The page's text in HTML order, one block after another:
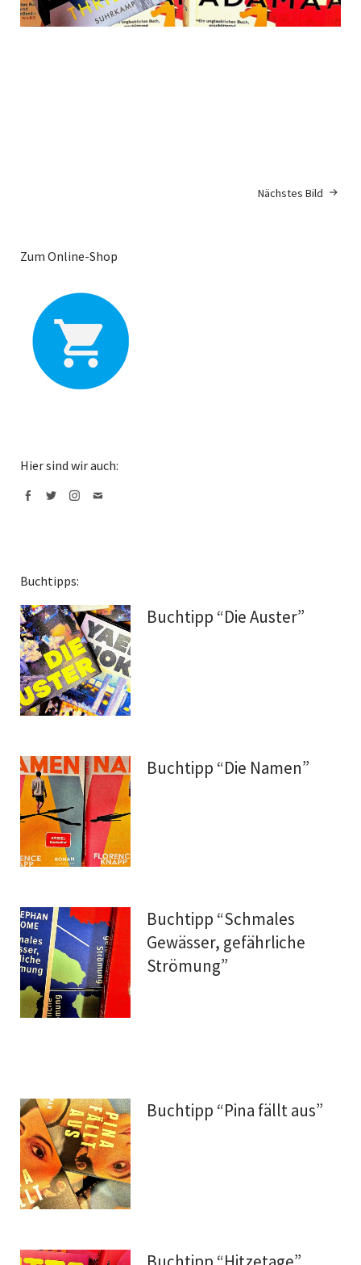
Nächstes Bild
Zum Online-Shop
Hier sind wir auch:
Buchtipps:
Buchtipp “Die Auster”
Buchtipp “Die Namen”
Buchtipp “Schmales
Gewässer, gefährliche
Strömung”
Buchtipp “Pina fällt aus”